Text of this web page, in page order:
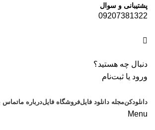
پشتیبانی و سوال
09207381322
دنبال چه هستید؟
ورود یا ثبت‌نام
دانلودکنمجله دانلود فایلفروشگاه فایلدرباره ماتماس
Menu